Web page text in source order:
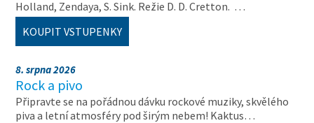
Holland, Zendaya, S. Sink. Režie D. D. Cretton. …
KOUPIT VSTUPENKY
8. srpna 2026
Rock a pivo
Připravte se na pořádnou dávku rockové muziky, skvělého
piva a letní atmosféry pod širým nebem! Kaktus…